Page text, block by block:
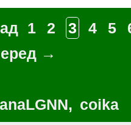
1 2 3 4 5
→
, coika